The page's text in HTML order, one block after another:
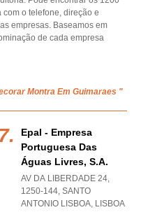
o telefone, direção e
empresas. Baseamos em
de cada empresa
Montra Em Guimaraes "
Epal - Empresa
Portuguesa Das
Águas Livres, S.a.
AV DA LIBERDADE 24,
1250-144, SANTO
ANTONIO LISBOA, LISBOA